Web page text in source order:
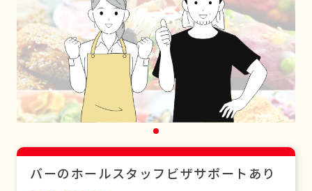
バーのホールスタッフビザサポートあり